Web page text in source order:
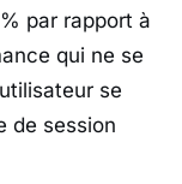
par rapport à
qui ne se
se
de session